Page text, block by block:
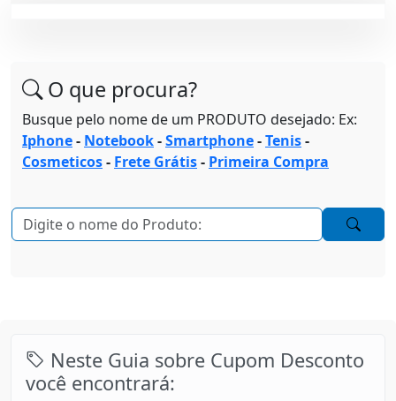
O que procura?
Busque pelo nome de um PRODUTO desejado: Ex:
Iphone- Notebook-Smartphone-Tenis-
Cosmeticos- Frete Grátis- Primeira Compra
Neste Guia sobre Cupom Desconto
você encontrará: